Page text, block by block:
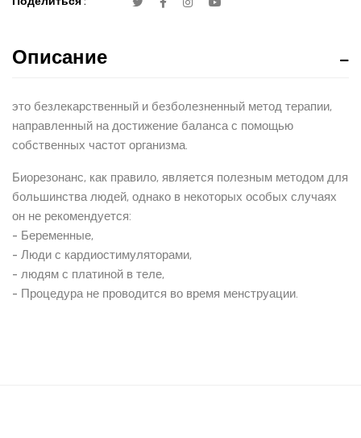
Описание
это безлекарственный и безболезненный метод терапии,
направленный на достижение баланса с помощью
собственных частот организма.
Биорезонанс, как правило, является полезным методом для
большинства людей, однако в некоторых особых случаях
он не рекомендуется:
- Беременные,
- Люди с кардиостимуляторами,
- людям с платиной в теле,
- Процедура не проводится во время менструации.